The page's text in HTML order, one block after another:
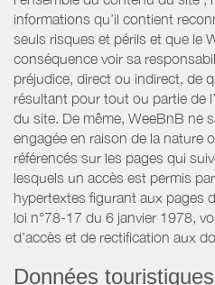
informations qu’il contient
seuls risques et périls et que le
conséquence voir sa
préjudice, direct ou indirect, de
résultant pour tout ou partie de
du site. De même, WeeBnB ne
engagée en raison de la nature
référencés sur les pages qui
lesquels un accès est permis
hypertextes figurant aux pages
loi n°78-17 du 6 janvier 1978,
d’accès et de rectification aux
Données touristiques